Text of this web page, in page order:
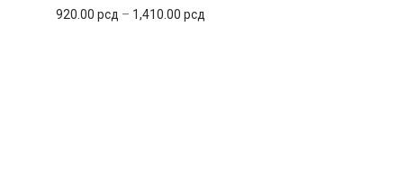
920.00 рсд – 1,410.00 рсд